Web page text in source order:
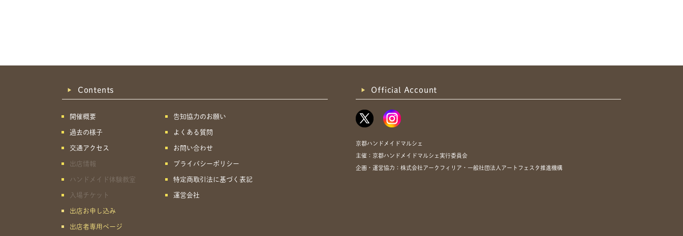
Contents
開催概要
過去の様子
交通アクセス
出店情報
ハンドメイド体験教室
入場チケット
出店お申し込み
出店者専用ページ
告知協力のお願い
よくある質問
お問い合わせ
プライバシーポリシー
特定商取引法に基づく表記
運営会社
Official Account
京都ハンドメイドマルシェ
主催：京都ハンドメイドマルシェ実行委員会
企画・運営協力：株式会社アークフィリア・一般社団法人アートフェスタ推進機構